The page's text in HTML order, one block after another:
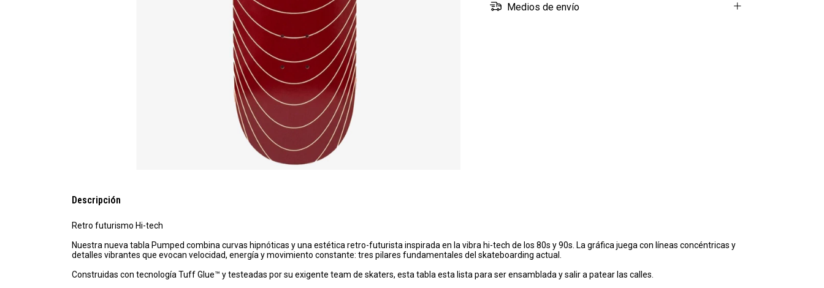
Medios de envío
Descripción
Retro futurismo Hi-tech
Nuestra nueva tabla Pumped combina curvas hipnóticas y una estética retro-futurista inspirada en la vibra hi-tech de los 80s y 90s. La gráfica juega con líneas concéntricas y
detalles vibrantes que evocan velocidad, energía y movimiento constante: tres pilares fundamentales del skateboarding actual.
Construidas con tecnología Tuff Glue™ y testeadas por su exigente team de skaters, esta tabla esta lista para ser ensamblada y salir a patear las calles.